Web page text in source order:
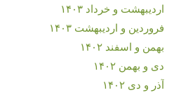
اردیبهشت و خرداد ۱۴۰۳
فروردین و اردیبهشت ۱۴۰۳
بهمن و اسفند ۱۴۰۲
دی و بهمن ۱۴۰۲
آذر و دی ۱۴۰۲